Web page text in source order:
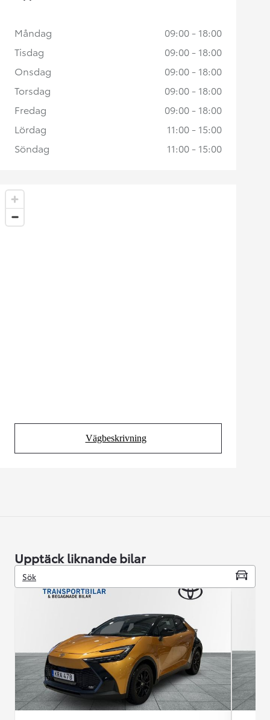
Vägbeskrivning
(Opens in new tab)
Måndag
09:00 - 18:00
Tisdag
09:00 - 18:00
Onsdag
09:00 - 18:00
Torsdag
09:00 - 18:00
Fredag
09:00 - 18:00
Lördag
11:00 - 15:00
Söndag
11:00 - 15:00
Upptäck liknande bilar
Sök